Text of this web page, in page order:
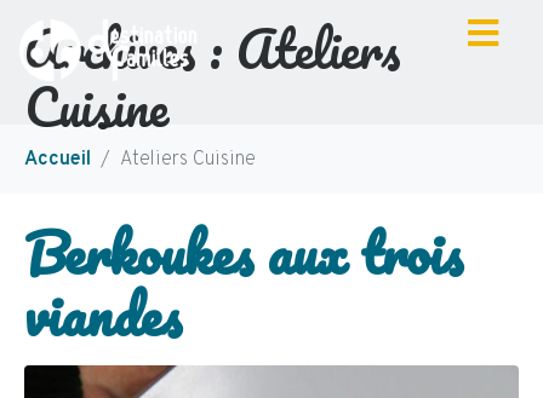
Archives : Ateliers
Cuisine
Accueil Ateliers Cuisine
Berkoukes aux trois
viandes